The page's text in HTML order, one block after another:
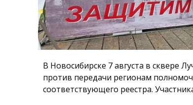
В Новосибирске 7 августа в сквере
против передачи регионам
соответствующего реестра.